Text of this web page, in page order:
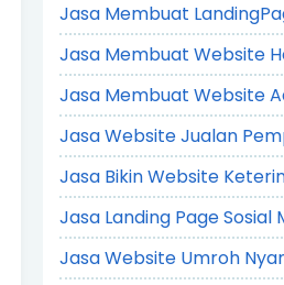
Jasa Membuat
Jasa Membuat Website
Jasa Membuat Website
Jasa Website Jualan
Jasa Bikin Website
Jasa Landing Page Sosial
Jasa Website Umroh